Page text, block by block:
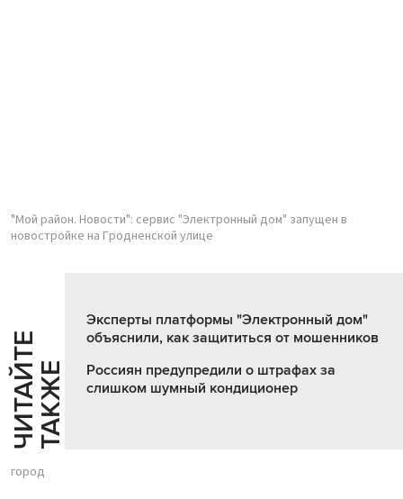
"Мой район. Новости": сервис "Электронный дом" запущен в
новостройке на Гродненской улице
Ч
И
Т
АЙ
Т
Е
Т
А
К
ЖЕ
Эксперты платформы "Электронный дом"
объяснили, как защититься от мошенников
Россиян предупредили о штрафах за
слишком шумный кондиционер
город